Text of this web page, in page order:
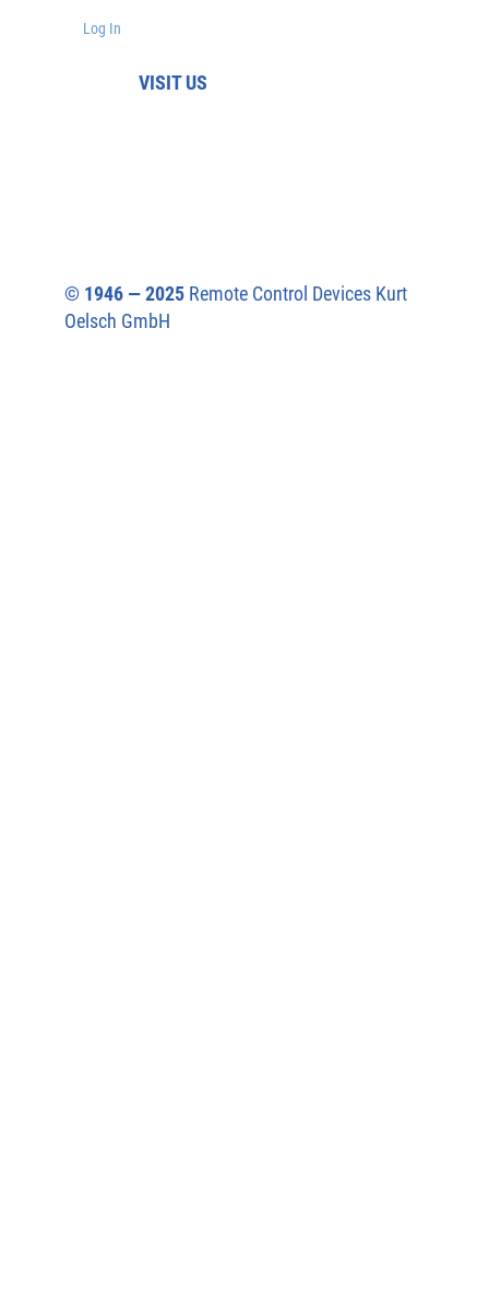
Log In
© 1946 — 2025Remote Control Devices Kurt
Oelsch GmbH
VISIT US